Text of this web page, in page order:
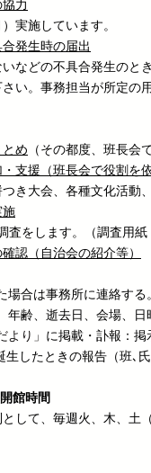
力
実施しています。
発生時の届出
などの不具合発生のと
い。事務担当が所定の
め （その都度、班長会
支援 （班長会で役割を
き大会、各種文化活動
施
査をします。（調査用紙
確認 （自治会の紹介等）
場合は事務所に連絡する
年齢、逝去日、会場、日
より」 に掲載・訃報：掲
ときの報告（班､氏
館時間
して、毎週火、木、土